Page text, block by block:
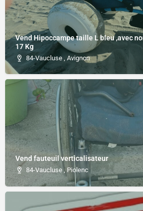
Vend Hipoccampe taille L bleu ,avec
17 Kg
84-Vaucluse , Avignon
Vend fauteuil verticalisateur
84-Vaucluse , Piolenc